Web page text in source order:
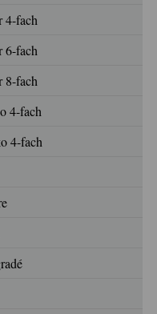
4-fach
6-fach
8-fach
4-fach
4-fach